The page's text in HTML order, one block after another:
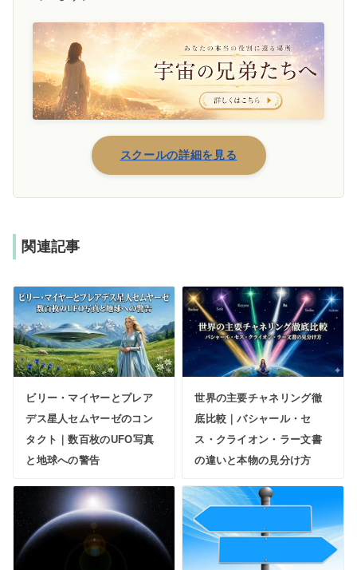
スクールの詳細を見る
関連記事
ビリー・マイヤーとプレア
デス星人セムヤーゼのコン
タクト｜数百枚のUFO写真
と地球への警告
世界の主要チャネリング徹
底比較｜バシャール・セ
ス・クライオン・ラー文書
の違いと本物の見分け方